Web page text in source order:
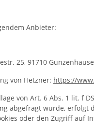
Anbieter:
25, 91710
von Hetzner: https://
von Art. 6 Abs. 1 lit. f
abgefragt wurde, erfolgt
oder den Zugriff auf